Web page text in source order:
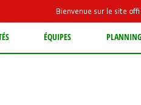
Bienvenue sur le site
ÉQUIPES